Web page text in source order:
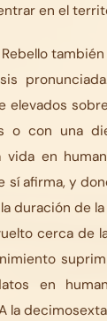
en el
elevados
o con una
vida en
sí afirma, y
duración de
cerca de
en
la